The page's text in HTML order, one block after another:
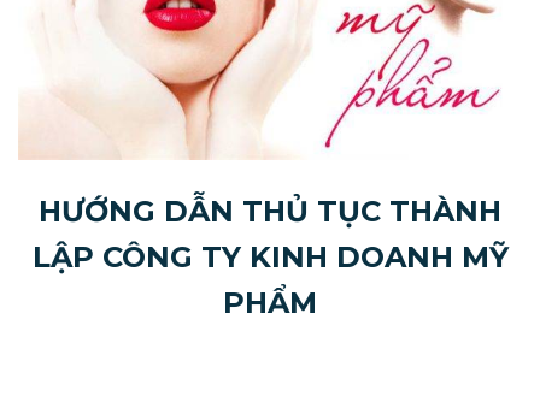
HƯỚNG DẪN THỦ TỤC THÀNH
LẬP CÔNG TY KINH DOANH MỸ
PHẨM